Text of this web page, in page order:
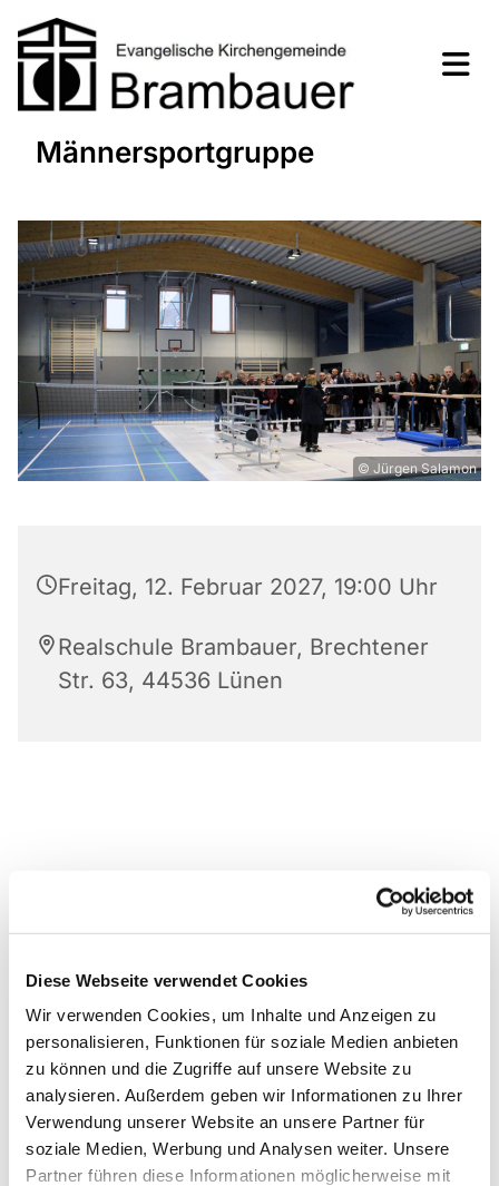
Diese Webseite verwendet Cookies
Wir verwenden Cookies, um Inhalte und Anzeigen zu
personalisieren, Funktionen für soziale Medien anbieten
zu können und die Zugriffe auf unsere Website zu
analysieren. Außerdem geben wir Informationen zu Ihrer
Verwendung unserer Website an unsere Partner für
soziale Medien, Werbung und Analysen weiter. Unsere
Partner führen diese Informationen möglicherweise mit
Männersportgruppe
© Jürgen Salamon
Freitag, 12. Februar 2027, 19:00 Uhr
Realschule Brambauer, Brechtener
Str. 63, 44536 Lünen